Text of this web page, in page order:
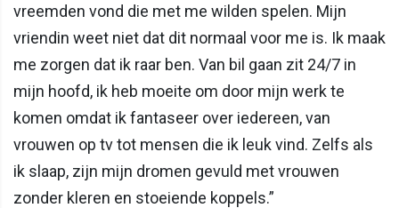
vreemden vond die met me wilden spelen. Mijn
vriendin weet niet dat dit normaal voor me is. Ik maak
me zorgen dat ik raar ben. Van bil gaan zit 24/7 in
mijn hoofd, ik heb moeite om door mijn werk te
komen omdat ik fantaseer over iedereen, van
vrouwen op tv tot mensen die ik leuk vind. Zelfs als
ik slaap, zijn mijn dromen gevuld met vrouwen
zonder kleren en stoeiende koppels.”